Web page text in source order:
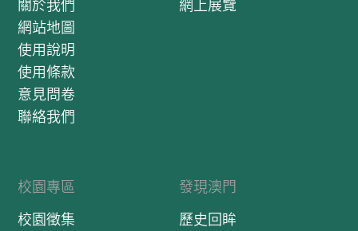
關於我們
網站地圖
使用說明
使用條款
意見問卷
聯絡我們
網上展覽
校園專區
校園徵集
發現澳門
歷史回眸